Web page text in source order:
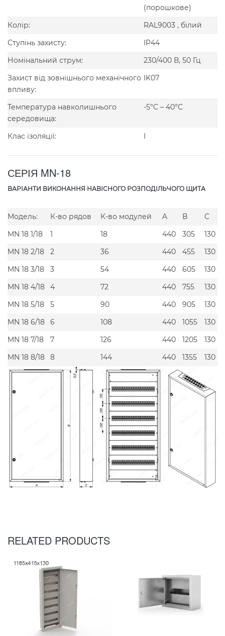
(порошкове)
Колір:
RAL9003 , білий
Ступінь захисту:
IP44
Номінальний струм:
230/400 В, 50 Гц
Захист від зовнішнього механічного
впливу:
IK07
Температура навколишнього
середовища:
-5°C – 40°C
Клас ізоляції: I
СЕРІЯ MN-18
ВАРІАНТИ ВИКОНАННЯ НАВІСНОГО РОЗПОДІЛЬЧОГО ЩИТА
Модель: К-во рядов К-во модулей A B
C
MN 18 1/18
1 18 440 305
130
MN 18 2/18
2 36 440 455
130
MN 18 3/18
3 54 440 605
130
MN 18 4/18
4 72 440 755
130
MN 18 5/18
5 90 440 905
130
MN 18 6/18
6 108 440 1055
130
MN 18 7/18
7 126 440 1205
130
MN 18 8/18
8 144 440 1355 130
RELATED PRODUCTS